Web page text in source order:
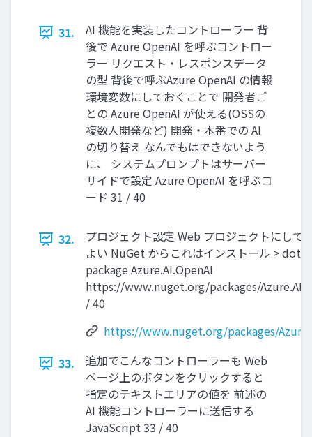
31.
AI 機能を実装したコントローラー 背
後で Azure OpenAI を呼ぶコントロー
ラー リクエスト・レスポンスデータ
の型 背後で呼ぶAzure OpenAI の情報
環境変数にしておくことで 開発者ご
との Azure OpenAI が使える(OSSの
複数人開発など) 開発・本番での AI
の切り替え なんでもはできないよう
に、 システムプロンプトはサーバー
サイドで設定 Azure OpenAI を呼ぶコ
ード 31 / 40
32.
プロジェクト設定 Web プロジェクトにして
よい NuGet からこれはインストール >
package Azure.AI.OpenAI
https://www.nuget.org/packages/
/ 40
https://www.nuget.org/packages/
33.
追加でこんなコントローラーも Web
ページ上のボタンをクリックすると
指定のテキストエリアの値を 前述の
AI 機能コントローラーに送信する
JavaScript 33 / 40